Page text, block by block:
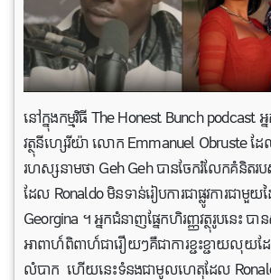
នៅក្នុងកម្មវិធី The Honest Bunch podcast
វត្ថុនីហ្សេរីយ៉ា លោក Emmanuel Obruste ដែ
រហស្សនាមថា Geh Geh បានចែករំលែកគំនិ
ដែល Ronaldo មិនទាន់រៀបការជាផ្លូវការជាមួ
Georgina ។ អ្នកជំនាញផ្នែកហិរញ្ញវត្ថុរូបនេះ បា
អាពាហ៍ពិពាហ៍ជារឿយៗគឺជាការខ្ជះខ្ជាយលុយ
លំបាក ហើយនេះទំនងជាមូលហេតុដែល